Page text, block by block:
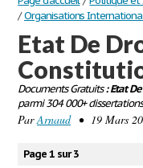
Se connecter
Contactez-nous
/ Organisations
Etat De
Documents Gratuits: Etat De
parmi 304 000+ dissertations
ParArnaud• 19 Mars
Page 1 sur 3